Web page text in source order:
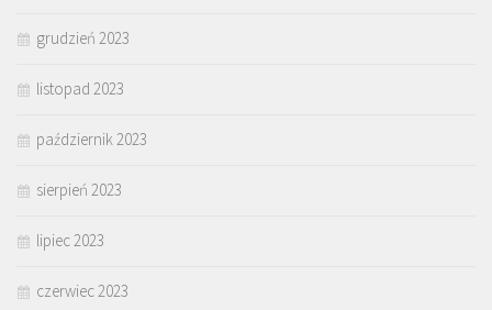
grudzień 2023
listopad 2023
październik 2023
sierpień 2023
lipiec 2023
czerwiec 2023